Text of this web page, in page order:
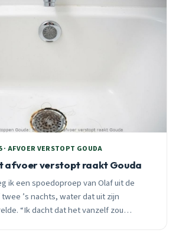
· AFVOER VERSTOPT GOUDA
afvoer verstopt raakt Gouda
ik een spoedoproep van Olaf uit de
’s nachts, water dat uit zijn
“Ik dacht dat het vanzelf zou